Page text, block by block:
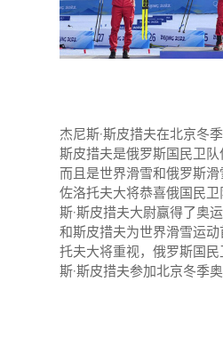
杰尼斯·斯皮措夫在北京冬
斯皮措夫是俄罗斯国民卫队
而且是世界滑雪和俄罗斯滑
佐洛托夫大将恭喜俄国民
斯·斯皮措夫大尉赢得了奥
和斯皮措夫为世界滑雪运
托夫大将重视，俄罗斯国
斯·斯皮措夫参加北京冬季